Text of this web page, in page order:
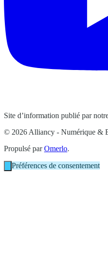
Site d’information publié par
© 2026 Alliancy - Numérique &
Propulsé parOmerlo.
Préférences de consentement